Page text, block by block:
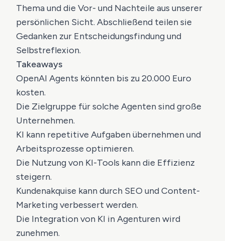
Thema und die Vor- und Nachteile aus unserer
persönlichen Sicht. Abschließend teilen sie
Gedanken zur Entscheidungsfindung und
Selbstreflexion.
Takeaways
OpenAI Agents könnten bis zu 20.000 Euro
kosten.
Die Zielgruppe für solche Agenten sind große
Unternehmen.
KI kann repetitive Aufgaben übernehmen und
Arbeitsprozesse optimieren.
Die Nutzung von KI-Tools kann die Effizienz
steigern.
Kundenakquise kann durch SEO und Content-
Marketing verbessert werden.
Die Integration von KI in Agenturen wird
zunehmen.